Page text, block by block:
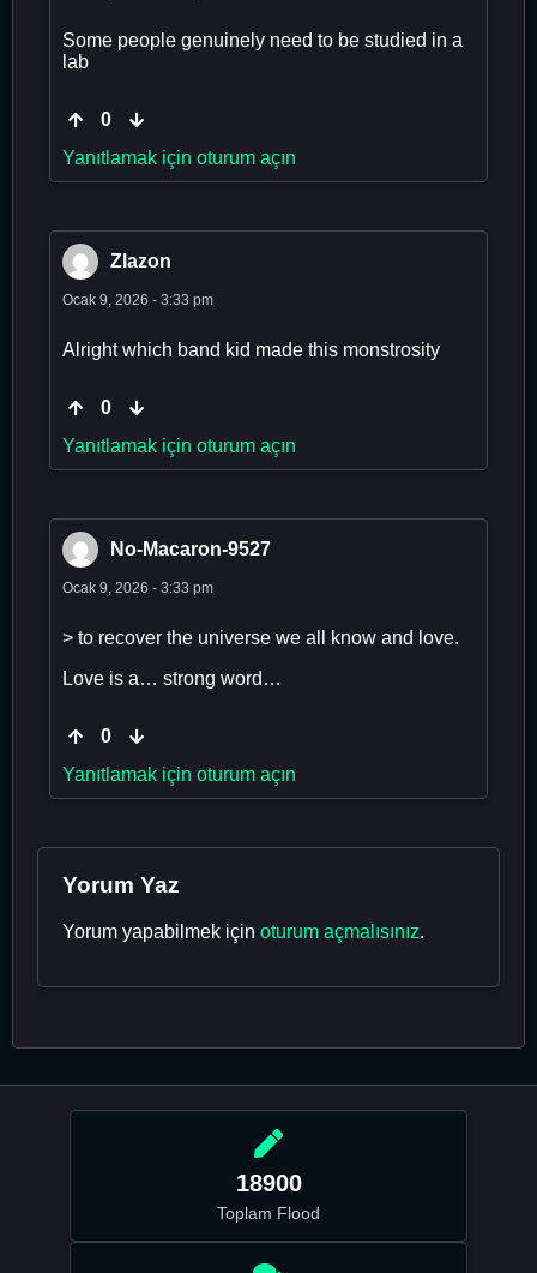
Some people genuinely need to be studied in a
lab
0
Yanıtlamak için oturum açın
Zlazon
Ocak 9, 2026 - 3:33 pm
Alright which band kid made this monstrosity
0
Yanıtlamak için oturum açın
No-Macaron-9527
Ocak 9, 2026 - 3:33 pm
> to recover the universe we all know and love.
Love is a… strong word…
0
Yanıtlamak için oturum açın
Yorum Yaz
Yorum yapabilmek için oturum açmalısınız.
18900
Toplam Flood